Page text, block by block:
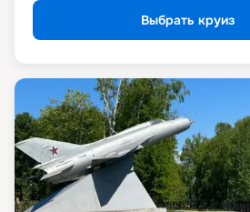
Выбрать круиз